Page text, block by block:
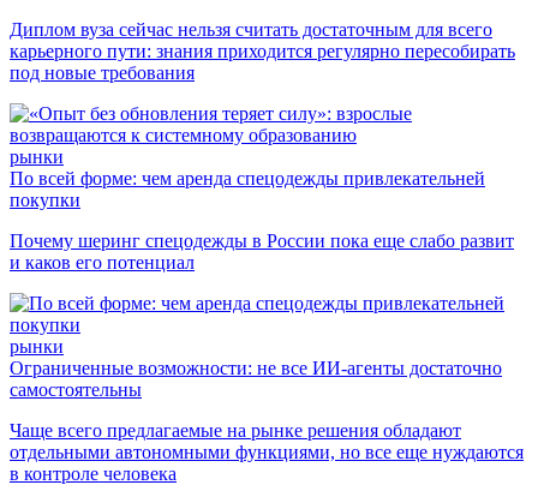
Диплом вуза сейчас нельзя считать достаточным для всего
карьерного пути: знания приходится регулярно пересобирать
под новые требования
рынки
По всей форме: чем аренда спецодежды привлекательней
покупки
Почему шеринг спецодежды в России пока еще слабо развит
и каков его потенциал
рынки
Ограниченные возможности: не все ИИ-агенты достаточно
самостоятельны
Чаще всего предлагаемые на рынке решения обладают
отдельными автономными функциями, но все еще нуждаются
в контроле человека